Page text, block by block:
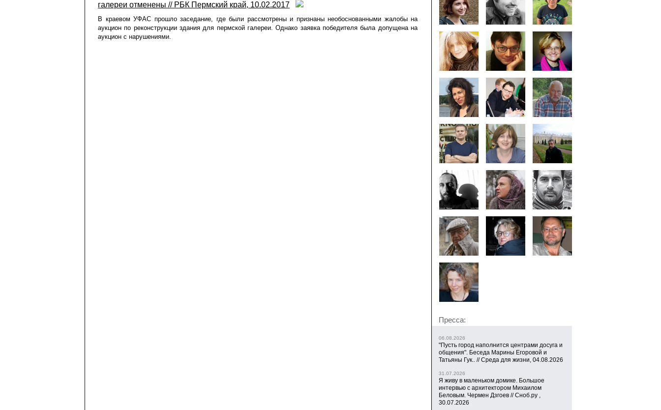
галереи отменены // РБК Пермский край, 10.02.2017
В краевом УФАС прошло заседание, где были рассмотрены и признаны необоснованными жалобы на
аукцион по реконструкции здания для пермской галереи. Однако заявка победителя была допущена на
аукцион с нарушениями.
Пресса:
06.08.2026
"Пусть город наполнится центрами досуга и
общения". Беседа Марины Егоровой и
Татьяны Гук.. // Среда для жизни, 04.08.2026
31.07.2026
Я живу в маленьком домике. Большое
интервью с архитектором Михаилом
Беловым. Чермен Дзгоев // Сноб.ру ,
30.07.2026